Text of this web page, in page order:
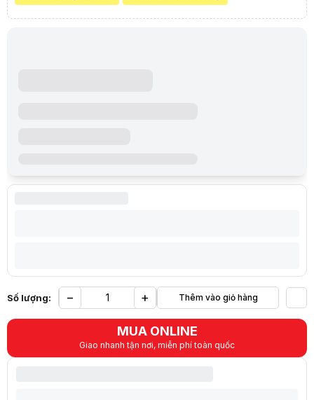
Số lượng: − + Thêm vào giỏ hàng
MUA ONLINE
Giao nhanh tận nơi, miễn phí toàn quốc